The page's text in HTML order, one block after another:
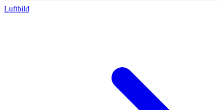
Luftbild